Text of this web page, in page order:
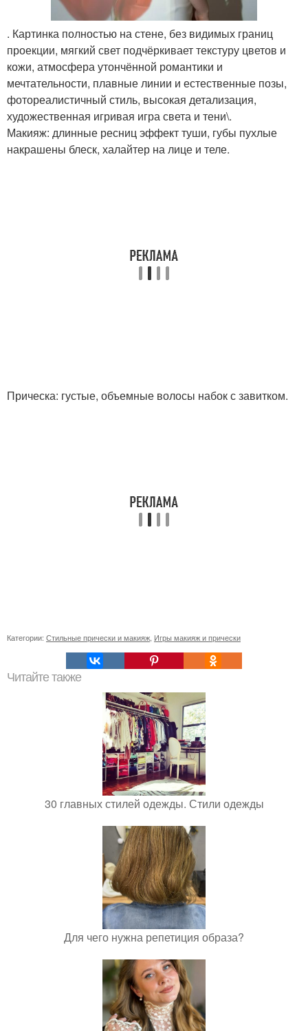
. Картинка полностью на стене, без видимых границ
проекции, мягкий свет подчёркивает текстуру цветов и
кожи, атмосфера утончённой романтики и
мечтательности, плавные линии и естественные позы,
фотореалистичный стиль, высокая детализация,
художественная игривая игра света и тени\.
Макияж: длинные ресниц эффект туши, губы пухлые
накрашены блеск, халайтер на лице и теле.
Прическа: густые, объемные волосы набок с завитком.
Категории: Стильные прически и макияж Игры макияж и прически
Читайте также
30 главных стилей одежды. Стили одежды
Для чего нужна репетиция образа?